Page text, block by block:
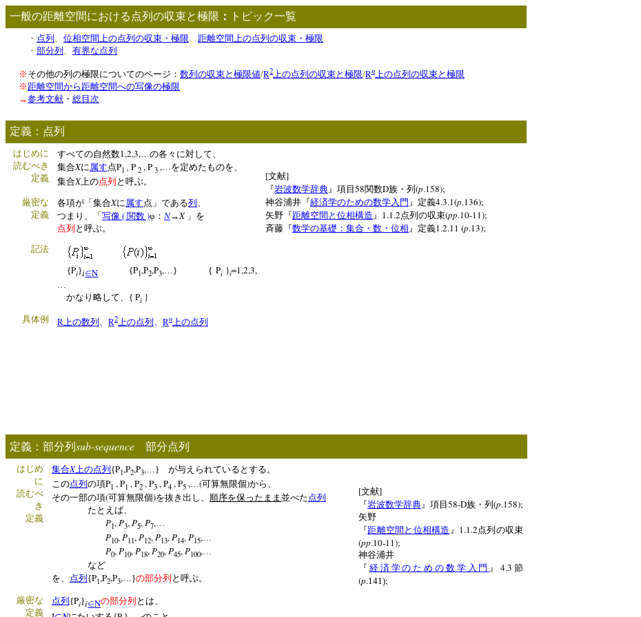
一般の距離空間における点列の収束と極限 ： トピック一覧
・ 点列 、 位相空間上の点列の収束・極限、 距離空間上の点列の収束・極限
・ 部分列 、 有界な点列
※ その他の列の極限についてのページ： 数列の収束と極限値/R2上の点列の収束と極限/Rn上の点列の収束と極限
※ 距離空間から距離空間への写像の極限
→参考文献 ・ 総目次
定義：点列
はじめに
読むべき
定義
すべての自然数1,2,3,…の各々に対して、
集合Xに属す点P1 , P 2 , P 3 ,…を定めたものを、
集合X上の点列 と呼ぶ。 [文献]
『岩波数学辞典』項目 58関数D族・列 (p.158);
神谷浦井『経済学のための数学入門 』定義4.3.1(p.136);
矢野『距離空間と位相構造』 1.1.2点列の収束(pp.10-11);
斉藤『数学の基礎：集合・数・位相』定義1.2.11 (p.13);
厳密な
定義
各項が「集合Xに属す点」である列 、
つまり、「 写像 ( 関数 )φ： N→X 」を
点列 と呼ぶ。
記法
{Pi}i∈N {P1,P2,P3,…} { Pi}i=1,2,3,
…
かなり略して、{ Pi }
具体例 R上の数列 、 R2上の点列 、 Rn上の点列
定義：部分列 sub-sequence 部分点列
はじめ
に
読むべ
き
定義
集合X上の点列 {P1,P2,P3,…} が与えられているとする。
この点列の項P1 , P1 , P2 , P3 , P4 , P5 , (可算無限個)から、
その一部の項(可算無限個)を抜き出し、 順序を保ったまま 並べた点列
たとえば、
P1,P3,P5,P7,…
P10,P11,P12,P13,P14,P15,
P0,P10,P18,P20,P45,P100,…
など
を、
点列 {P1,P2,P3, …}の部分列 と呼ぶ。
[文献]
『岩波数学辞典』項目 58-D族・列 (p.158);
矢野
『距離空間と位相構造 』 1.1.2点列の収束
(pp.10-11);
神谷浦井
『 経済学のための数学入門 』4.3 節
(p.141);
厳密な
定義
点列 {Pi}i∈Nの部分列 とは、